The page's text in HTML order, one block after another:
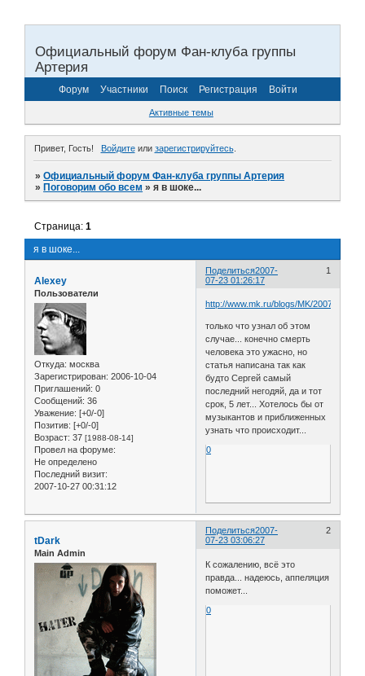
Официальный форум Фан-клуба группы
Артерия
Форум Участники Поиск Регистрация Войти
Активные темы
Привет, Гость! Войдитеили зарегистрируйтесь.
»Официальный форум Фан-клуба группы Артерия
»Поговорим обо всем »я в шоке...
я в шоке...
Страница:1
Поделиться 1
2007-
07-23 01:26:17
Alexey
Пользователи
Откуда: москва
Зарегистрирован: 2006-10-04
Приглашений: 0
Сообщений: 36
Уважение: [+0/-0]
Позитив: [+0/-0]
Возраст: 37 [1988-08-14]
Провел на форуме:
Не определено
Последний визит:
2007-10-27 00:31:12
http://www.mk.ru/blogs/MK/2007/07/21/
только что узнал об этом
случае... конечно смерть
человека это ужасно, но
статья написана так как
будто Сергей самый
последний негодяй, да и тот
срок, 5 лет... Хотелось бы от
музыкантов и приближенных
узнать что происходит...
0
Поделиться 2
2007-
07-23 03:06:27
tDark
Main Admin
К сожалению, всё это
правда... надеюсь, аппеляция
поможет...
0